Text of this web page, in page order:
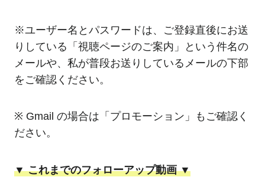
※ユーザー名とパスワードは、ご登録直後にお送
りしている「視聴ページのご案内」という件名の
メールや、私が普段お送りしているメールの下部
をご確認ください。
※ Gmail の場合は「プロモーション」もご確認く
ださい。
▼ これまでのフォローアップ動画 ▼